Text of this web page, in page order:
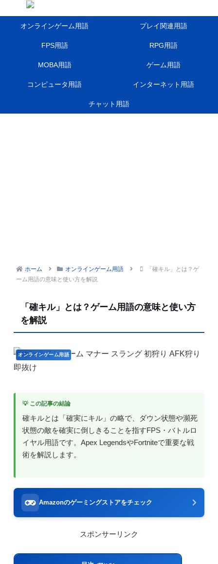
オンラインゲーム用語 プレイ関連用語
FPS用語 RPG用語
MOBA用語 ゲーム用語
コンピュータ用語 インターネット用語
チャット用語
ホーム オンラインゲーム用語
「確キル」とは？ゲ
ーム用語の意味と使い方を解説
「確キル」とは？ゲーム用語の意味と使い方
を解説
オンラインゲーム用語
💡 この記事の結論
確キルとは「確実にキル」の略で、ダウン状態や瀕死
状態の敵を確実に倒しきることを指すFPS・バトルロ
イヤル用語です。Apex LegendsやFortniteで重要な戦
術を解説します。
Amazonのゲーミングストアをチェック
スポンサーリンク